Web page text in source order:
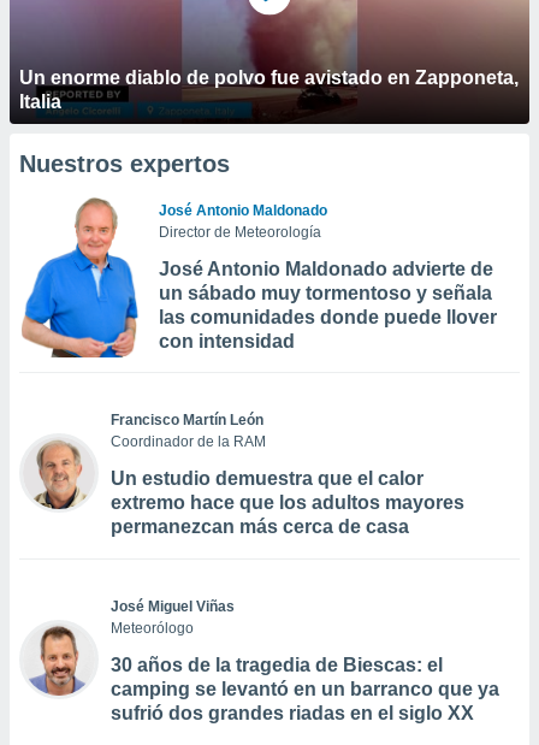
Un enorme diablo de polvo fue avistado en Zapponeta,
Italia
Nuestros expertos
José Antonio Maldonado
Director de Meteorología
José Antonio Maldonado advierte de
un sábado muy tormentoso y señala
las comunidades donde puede llover
con intensidad
Francisco Martín León
Coordinador de la RAM
Un estudio demuestra que el calor
extremo hace que los adultos mayores
permanezcan más cerca de casa
José Miguel Viñas
Meteorólogo
30 años de la tragedia de Biescas: el
camping se levantó en un barranco que ya
sufrió dos grandes riadas en el siglo XX